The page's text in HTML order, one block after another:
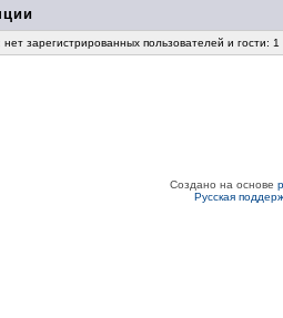
зарегистрированных пользователей и гости: 1
Создано на основе
Русская